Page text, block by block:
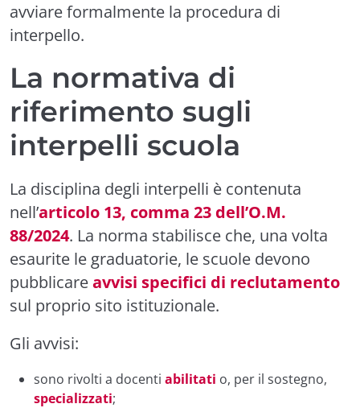
avviare formalmente la procedura di
interpello.
La normativa di
riferimento sugli
interpelli scuola
La disciplina degli interpelli è contenuta
nell’articolo 13, comma 23 dell’O.M.
88/2024. La norma stabilisce che, una volta
esaurite le graduatorie, le scuole devono
pubblicareavvisi specifici di reclutamento
sul proprio sito istituzionale.
Gli avvisi:
sono rivolti a docenti abilitati o, per il sostegno,
specializzati;